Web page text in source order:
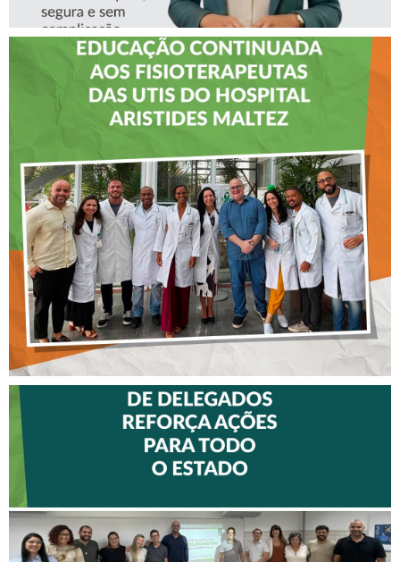
CREFITO-7 LEVA EDUCAÇÃO
CONTINUADA AOS
FISIOTERAPEUTAS DAS UTIs
DO HOSPITAL ARISTIDES
MALTEZ
DELEGADOS REFORÇA
AÇÕES PARA TODO O